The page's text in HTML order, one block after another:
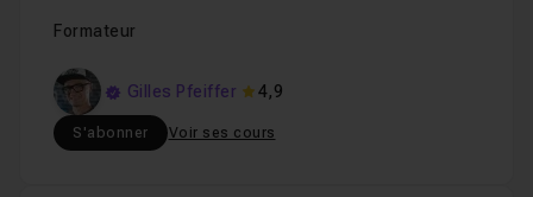
Formateur
Gilles Pfeiffer 4,9
S'abonner Voir ses cours